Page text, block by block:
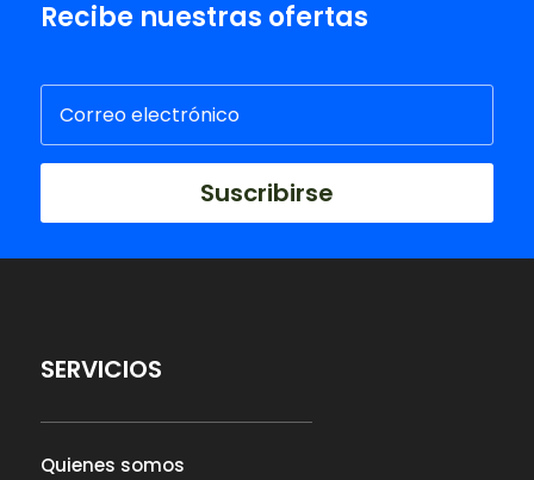
Recibe nuestras ofertas
Suscribirse
SERVICIOS
Quienes somos